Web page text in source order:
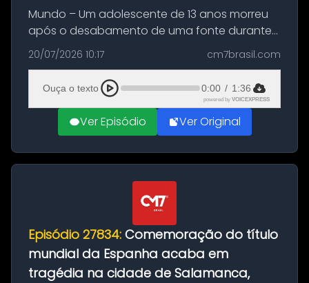
Mundo – Um adolescente de 13 anos morreu
após o desabamento de uma fonte durante
as comemorações pelo título da Copa do
Mundo conquistado pela Espanha, em
Ciudad Rodrigo, na província de Salamanca,
no...
20/07/2026 10:17 cm7brasil.com
Ouça o texto 0:00 / 1:36
powered by VOICEXPRESS
Ver Episódio Ver Original
Episódio 27834: Comemoração do título
mundial da Espanha acaba em
tragédia na cidade de Salamanca,